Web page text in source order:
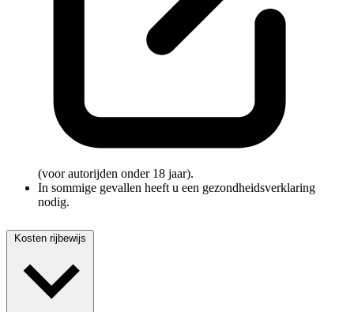
(voor autorijden onder 18 jaar).
In sommige gevallen heeft u een gezondheidsverklaring
nodig.
Kosten rijbewijs